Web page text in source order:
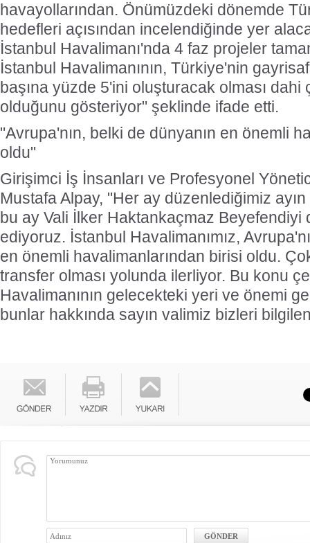
havayollarından. Önümüzdeki dönemde
hedefleri açısından incelendiğinde yer
İstanbul Havalimanı'nda 4 faz projeler
İstanbul Havalimanının, Türkiye'nin
başına yüzde 5'ini oluşturacak olması
olduğunu gösteriyor" şeklinde ifade etti.
"Avrupa'nın, belki de dünyanın en önemli
oldu"
Girişimci İş İnsanları ve Profesyonel
Mustafa Alpay, "Her ay düzenlediğimiz
bu ay Vali İlker Haktankaçmaz Beyefendiyi
ediyoruz. İstanbul Havalimanımız,
en önemli havalimanlarından birisi oldu.
transfer olması yolunda ilerliyor. Bu konu
Havalimanının gelecekteki yeri ve önemi
bunlar hakkında sayın valimiz bizleri